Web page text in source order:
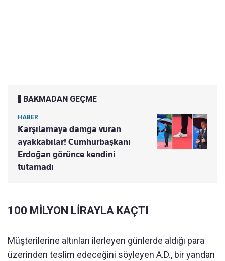
BAKMADAN GEÇME
HABER
Karşılamaya damga vuran
ayakkabılar! Cumhurbaşkanı
Erdoğan görünce kendini
tutamadı
100 MİLYON LİRAYLA KAÇTI
Müşterilerine altınları ilerleyen günlerde aldığı para
üzerinden teslim edeceğini söyleyen A.D., bir yandan